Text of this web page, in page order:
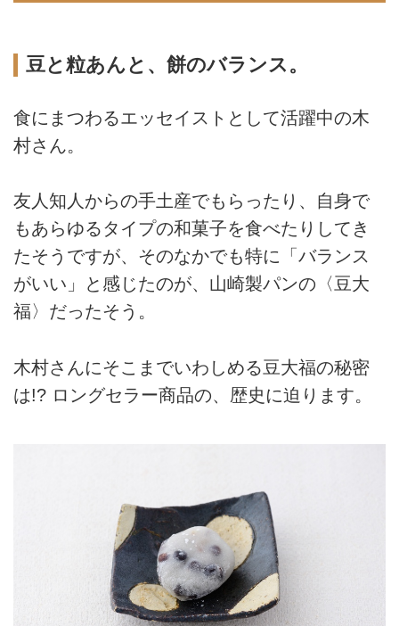
豆と粒あんと、餅のバランス。
食にまつわるエッセイストとして活躍中の木
村さん。
友人知人からの手土産でもらったり、自身で
もあらゆるタイプの和菓子を食べたりしてき
たそうですが、そのなかでも特に「バランス
がいい」と感じたのが、山崎製パンの〈豆大
福〉だったそう。
木村さんにそこまでいわしめる豆大福の秘密
は!? ロングセラー商品の、歴史に迫ります。